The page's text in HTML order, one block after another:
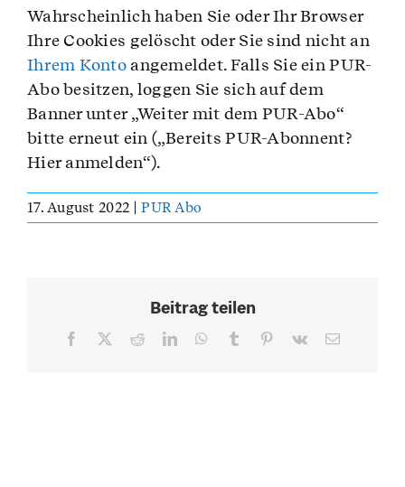
Unternehmens-Paket
Mein Konto
Suche
Wahrscheinlich haben Sie oder Ihr Browser
Ihre Cookies gelöscht oder Sie sind nicht an
Ihrem Kontoangemeldet. Falls Sie ein PUR-
Abo besitzen, loggen Sie sich auf dem
Banner unter „Weiter mit dem PUR-Abo“
bitte erneut ein („Bereits PUR-Abonnent?
Hier anmelden“).
17. August 2022 PUR Abo
Beitrag teilen
Facebook RedditLinkedInWhatsApp
Tumblr PinterestVk
E-